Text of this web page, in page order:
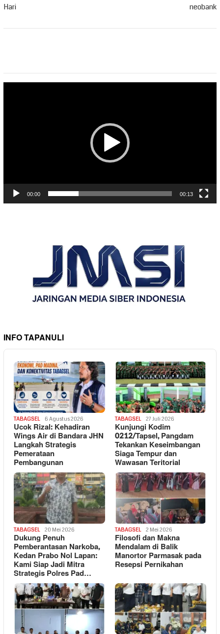
Hari
neobank
00:00 00:13
INFO TAPANULI
TABAGSEL 6 Agustus 2026
Ucok Rizal: Kehadiran
Wings Air di Bandara JHN
Langkah Strategis
Pemerataan
Pembangunan
TABAGSEL 27 Juli 2026
Kunjungi Kodim
0212/Tapsel, Pangdam
Tekankan Keseimbangan
Siaga Tempur dan
Wawasan Teritorial
TABAGSEL 20 Mei 2026
Dukung Penuh
Pemberantasan Narkoba,
Kedan Prabo Nol Lapan:
Kami Siap Jadi Mitra
Strategis Polres Pad…
TABAGSEL 2 Mei 2026
Filosofi dan Makna
Mendalam di Balik
Manortor Parmasak pada
Resepsi Pernikahan